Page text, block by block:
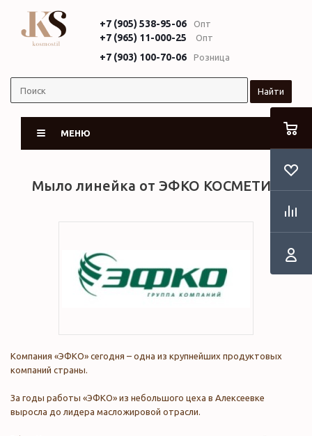
+7 (905) 538-95-06 Опт
+7 (965) 11-000-25 Опт
+7 (903) 100-70-06 Розница
Найти
МЕНЮ
Мыло линейка от ЭФКО КОСМЕТИК
Компания «ЭФКО» сегодня – одна из крупнейших продуктовых
компаний страны.
За годы работы «ЭФКО» из небольшого цеха в Алексеевке
выросла до лидера масложировой отрасли.